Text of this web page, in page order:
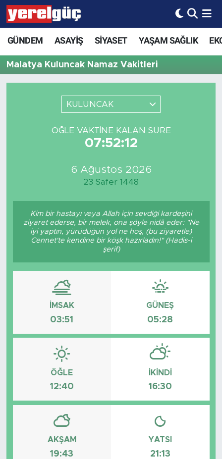
GÜNDEM ASAYİŞ SİYASET YAŞAM SAĞLIK
Malatya Kuluncak Namaz Vakitleri
KULUNCAK
ÖĞLE VAKTINE KALAN SÜRE
07:52:12
6 Ağustos 2026
23 Safer 1448
Kim bir hastayı veya Allah için sevdiği kardeşini
ziyaret ederse, bir melek, ona şöyle nidâ eder: "Ne
iyi yaptın, yürüdüğün yol ne hoş, (bu ziyaretle)
Cennet'te kendine bir köşk hazırladın!" (Hadis-i
şerif)
İMSAK
03:51
GÜNEŞ
05:28
ÖĞLE
12:40
İKINDI
16:30
AKŞAM
19:43
YATSI
21:13